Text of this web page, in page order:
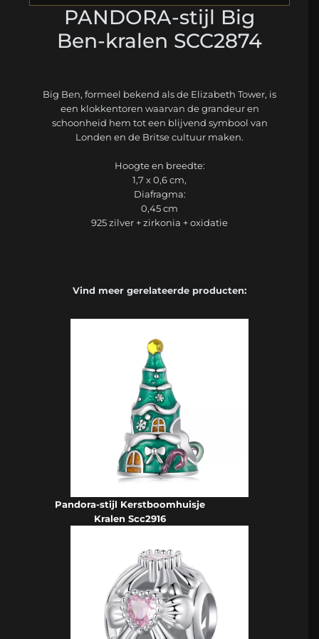
PANDORA-stijl Big
Ben-kralen SCC2874
Big Ben, formeel bekend als de Elizabeth Tower, is
een klokkentoren waarvan de grandeur en
schoonheid hem tot een blijvend symbool van
Londen en de Britse cultuur maken.
Hoogte en breedte:
1,7 x 0,6 cm,
Diafragma:
0,45 cm
925 zilver + zirkonia + oxidatie
Vind meer gerelateerde producten:
Pandora-stijl Kerstboomhuisje
Kralen Scc2916